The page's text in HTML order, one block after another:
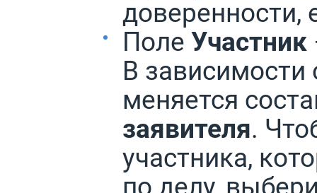
доверенности,
Поле Участник
В зависимости
меняется
заявителя.
участника,
по делу,